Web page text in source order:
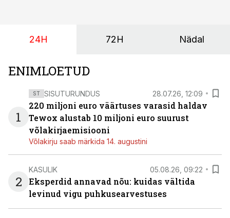
24H 72H Nädal
ENIMLOETUD
1
ST SISUTURUNDUS 28.07.26, 12:09
220 miljoni euro väärtuses varasid haldav
Tewox alustab 10 miljoni euro suurust
võlakirjaemisiooni
Võlakirju saab märkida 14. augustini
2
KASULIK 05.08.26, 09:22
Eksperdid annavad nõu: kuidas vältida
levinud vigu puhkusearvestuses